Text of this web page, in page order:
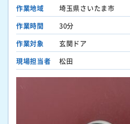
作業地域
埼玉県さいたま市
作業時間
30分
作業対象
玄関ドア
現場担当者
松田